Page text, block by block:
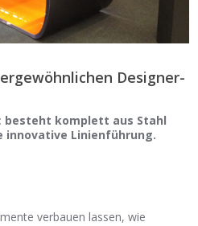
Designer-
besteht komplett aus Stahl
innovative Linienführung.
verbauen lassen, wie